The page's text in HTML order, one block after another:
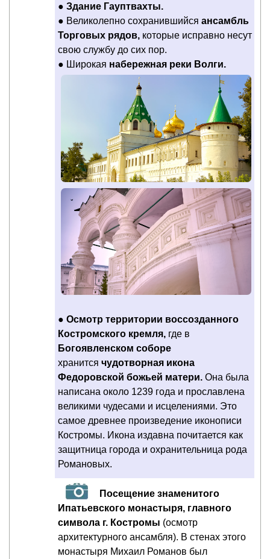
● Здание Гауптвахты.
● Великолепно сохранившийся ансамбль
Торговых рядов, которые исправно несут
свою службу до сих пор.
● Широкая набережная реки Волги.
● Осмотр территории воссозданного
Костромского кремля, где в
Богоявленском соборе
хранится чудотворная икона
Федоровской божьей матери. Она была
написана около 1239 года и прославлена
великими чудесами и исцелениями. Это
самое древнее произведение иконописи
Костромы. Икона издавна почитается как
защитница города и охранительница рода
Романовых.
Посещение знаменитого
Ипатьевского монастыря, главного
символа г. Костромы (осмотр
архитектурного ансамбля). В стенах этого
монастыря Михаил Романов был